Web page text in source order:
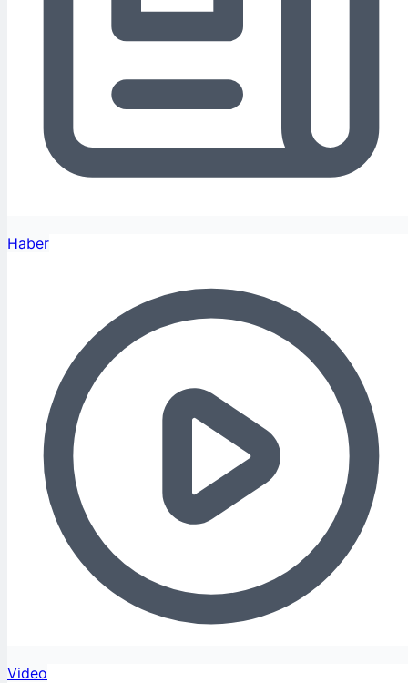
Haber
Video